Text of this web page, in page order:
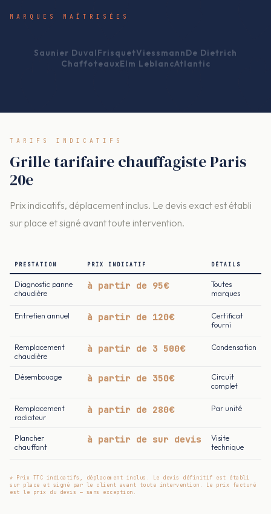
MARQUES MAÎTRISÉES
Saunier DuvalFrisquetViessmannDe Dietrich
ChaffoteauxElm LeblancAtlantic
TARIFS INDICATIFS
Grille tarifaire chauffagiste Paris
20e
Prix indicatifs, déplacement inclus. Le devis exact est établi
sur place et signé avant toute intervention.
PRESTATION PRIX INDICATIF DÉTAILS
Diagnostic panne
chaudière
à partir de 95€
Toutes
marques
Entretien annuel à partir de 120€
Certificat
fourni
Remplacement
chaudière
à partir de 3 500€ Condensation
Désembouage à partir de 350€
Circuit
complet
Remplacement
radiateur
à partir de 280€ Par unité
Plancher
chauffant
à partir de sur devis
Visite
technique
* Prix TTC indicatifs, déplacement inclus. Le devis définitif est établi
sur place et signé par le client avant toute intervention. Le prix facturé
est le prix du devis — sans exception.